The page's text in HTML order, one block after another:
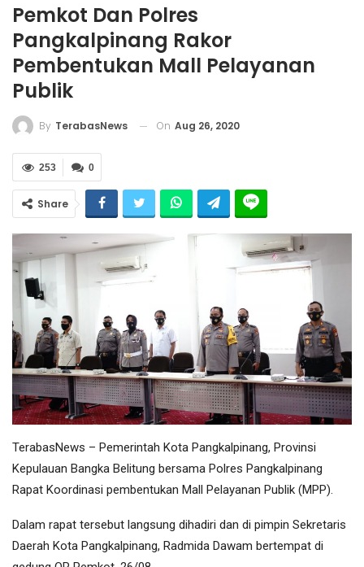
Pemkot Dan Polres
Pangkalpinang Rakor
Pembentukan Mall Pelayanan
Publik
By TerabasNews On Aug 26, 2020
0
253
Share
TerabasNews – Pemerintah Kota Pangkalpinang, Provinsi
Kepulauan Bangka Belitung bersama Polres Pangkalpinang
Rapat Koordinasi pembentukan Mall Pelayanan Publik (MPP).
Dalam rapat tersebut langsung dihadiri dan di pimpin Sekretaris
Daerah Kota Pangkalpinang, Radmida Dawam bertempat di